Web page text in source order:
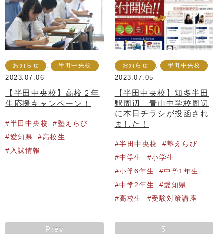
お知らせ , 半田中央校
2023.07.06
【半田中央校】高校２年
生応援キャンペーン！
半田中央校
塾えらび
愛知県
高校生
入試情報
お知らせ , 半田中央校
2023.07.05
【半田中央校】知多半田
駅周辺、青山中学校周辺
に本日チラシが投函され
ました！
半田中央校
塾えらび
中学生
小学生
小学6年生
中学1年生
中学2年生
愛知県
高校生
受験対策講座
Prev
5